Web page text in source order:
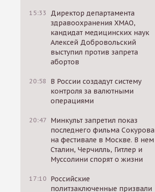
15:33
Директор департамента
здравоохранения ХМАО,
кандидат медицинских наук
Алексей Добровольский
выступил против запрета
абортов
20:58
В России создадут систему
контроля за валютными
операциями
20:47 Минкульт запретил показ
последнего фильма Сокурова
на фестивале в Москве. В нем
Сталин, Черчилль, Гитлер и
Муссолини спорят о жизни
17:10 Российские
политзаключенные призвали